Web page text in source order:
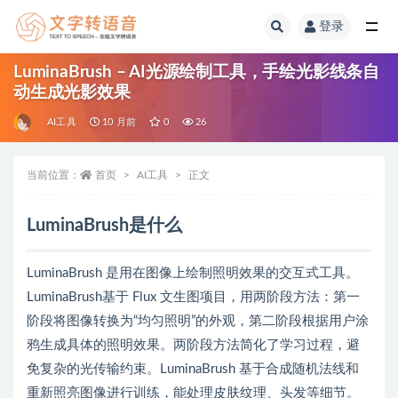
登录
LuminaBrush – AI光源绘制工具，手绘光影线条自
动生成光影效果
AI工具 10 月前 0 26
当前位置： 首页 AI工具 正文
LuminaBrush是什么
LuminaBrush 是用在图像上绘制照明效果的交互式工具。
LuminaBrush基于 Flux 文生图项目，用两阶段方法：第一
阶段将图像转换为“均匀照明”的外观，第二阶段根据用户涂
鸦生成具体的照明效果。两阶段方法简化了学习过程，避
免复杂的光传输约束。LuminaBrush 基于合成随机法线和
重新照亮图像进行训练，能处理皮肤纹理、头发等细节。